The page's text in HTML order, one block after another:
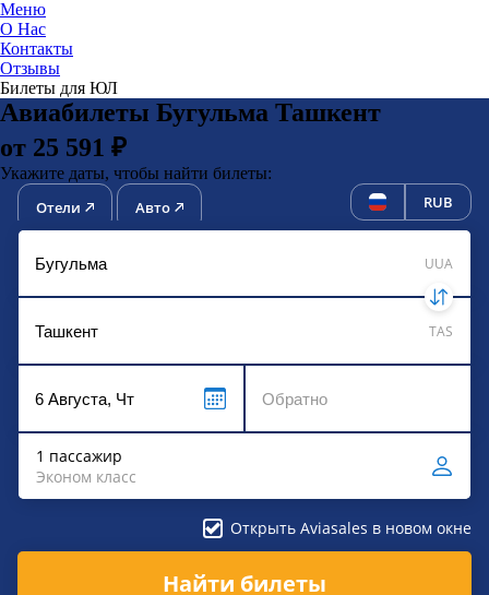
Меню
О Нас
Контакты
Отзывы
Билеты для ЮЛ
Авиабилеты Бугульма Ташкент
от 25 591 ₽
Укажите даты, чтобы найти билеты:
Отели Авто RUB
UUA
TAS
1 пассажир
Эконом класс
Открыть Aviasales в новом окне
Найти билеты